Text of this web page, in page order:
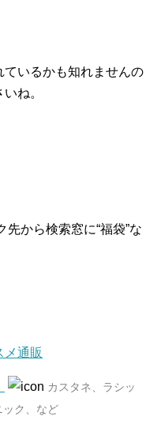
いるかも知れませんの
ね。
先から検索窓に“福袋”な
メ通販
カスタネ、ラシッ
ック、など